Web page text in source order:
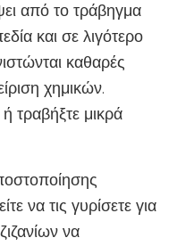
από το τράβηγμα
και σε λιγότερο
καθαρές
χημικών.
τραβήξτε μικρά
να τις γυρίσετε για
να